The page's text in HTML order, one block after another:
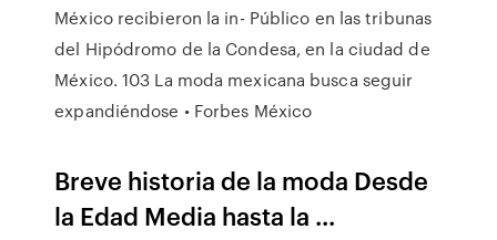
México recibieron la in- Público en las tribunas
del Hipódromo de la Condesa, en la ciudad de
México. 103 La moda mexicana busca seguir
expandiéndose • Forbes México
Breve historia de la moda Desde
la Edad Media hasta la ...